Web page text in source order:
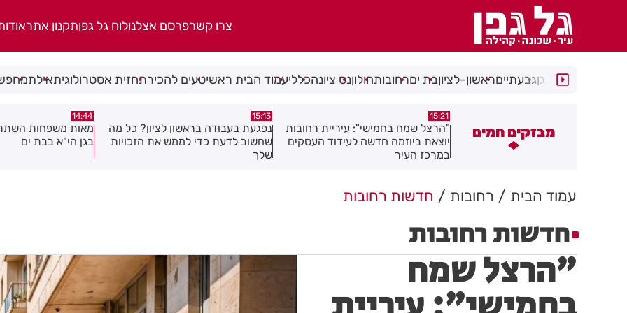
צרו קשרפרסם אצלנולוח גל גפןתקנון אתר
רמת גןגבעתייםראשון-לציוןבת יםרחובותחולוןנס ציונהכלליעמוד הבית ראשיטעים להכירתחזית אסטרולוגיתאילת
מבזקים חמים
שמח בחמישי": עיריית רחובות
ביוזמה חדשה לעידוד העסקים
15:13
נפגעת בעבודה בראשון לציון? כל מה
שחשוב לדעת כדי לממש את הזכויות
שלך
14:44
מאות משפחות השתתפו באירוע הקיץ
בגן הי"א בבת ים
14:39
מבצע עיקור וסירוס
עמוד הבית רחובות חדשות רחובות
חדשות רחובות
"הרצל שמח